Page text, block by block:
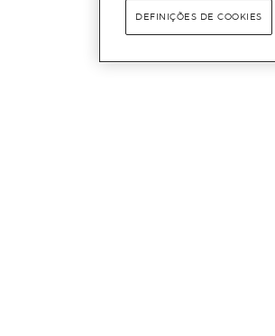
DEFINIÇÕES DE COOKIES